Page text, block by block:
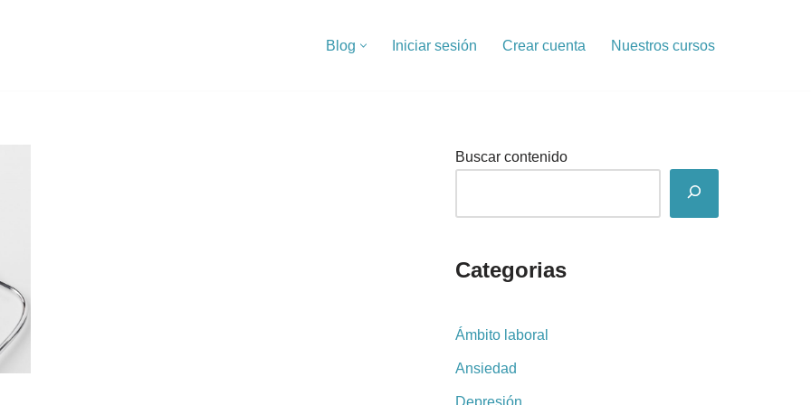
Blog Iniciar sesión Crear cuenta Nuestros cursos
Buscar contenido
Categorias
Ámbito laboral
Ansiedad
Depresión